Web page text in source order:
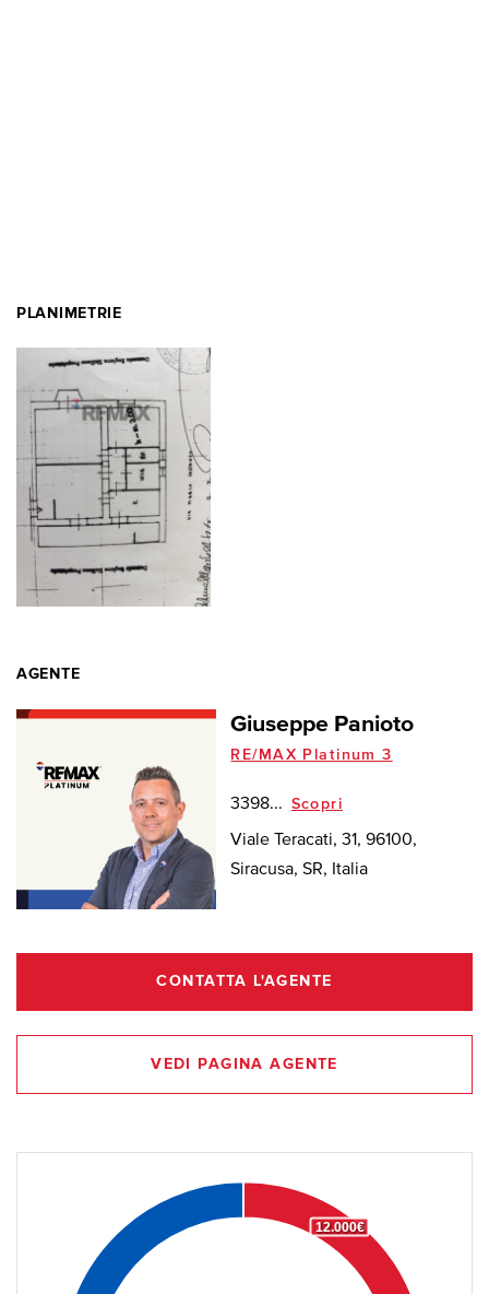
PLANIMETRIE
AGENTE
Giuseppe Panioto
RE/MAX Platinum 3
3398... Scopri
Viale Teracati, 31, 96100,
Siracusa, SR, Italia
CONTATTA L'AGENTE
VEDI PAGINA AGENTE
12.000€